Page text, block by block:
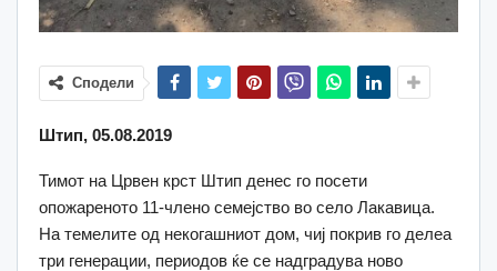
Сподели
Штип, 05.08.2019
Тимот на Црвен крст Штип денес го посети
опожареното 11-члено семејство во село Лакавица.
На темелите од некогашниот дом, чиј покрив го делеа
три генерации, периодов ќе се надградува ново